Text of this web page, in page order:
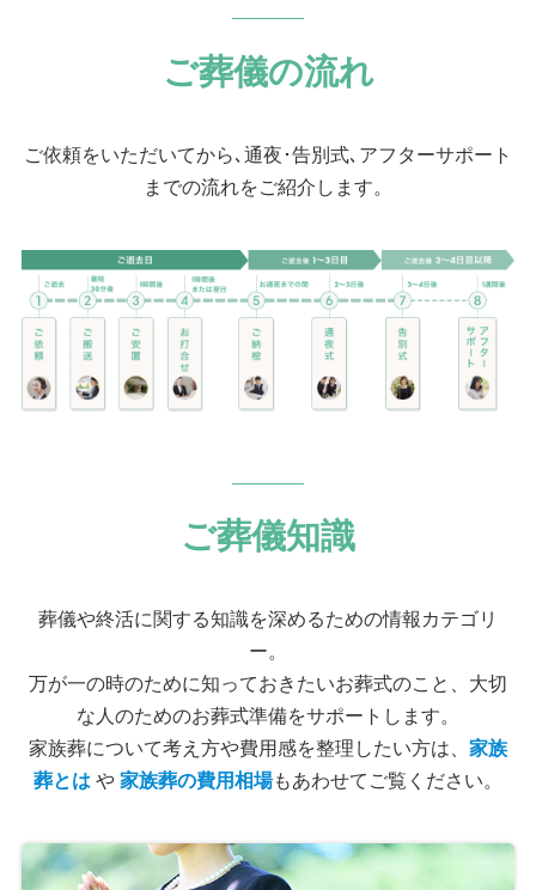
ご葬儀の流れ
ご依頼をいただいてから､通夜･告別式､アフターサポート
までの流れをご紹介します。
ご葬儀知識
葬儀や終活に関する知識を深めるための情報カテゴリ
ー。
万が一の時のために知っておきたいお葬式のこと、大切
な人のためのお葬式準備をサポートします。
家族葬について考え方や費用感を整理したい方は、 家族
葬とはや家族葬の費用相場もあわせてご覧ください。